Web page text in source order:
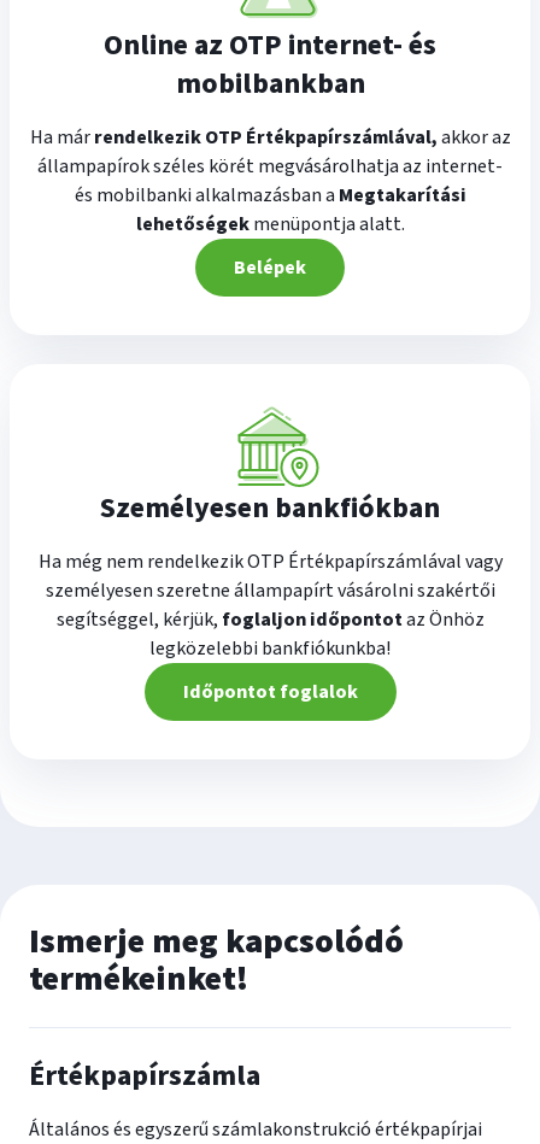
Online az OTP internet- és
mobilbankban
Ha márrendelkezik OTP Értékpapírszámlával,akkor az
állampapírok széles körét megvásárolhatja az internet-
és mobilbanki alkalmazásban a Megtakarítási
lehetőségekmenüpontja alatt.
Belépek
Személyesen bankfiókban
Ha még nem rendelkezik OTP Értékpapírszámlával vagy
személyesen szeretne állampapírt vásárolni szakértői
segítséggel, kérjük, foglaljon időpontotaz Önhöz
legközelebbi bankfiókunkba!
Időpontot foglalok
Ismerje meg kapcsolódó
termékeinket!
Értékpapírszámla
Általános és egyszerű számlakonstrukció értékpapírjai